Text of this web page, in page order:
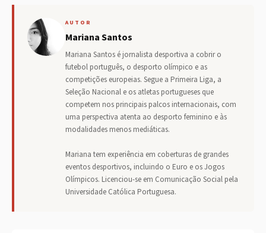
AUTOR
Mariana Santos
Mariana Santos é jornalista desportiva a cobrir o
futebol português, o desporto olímpico e as
competições europeias. Segue a Primeira Liga, a
Seleção Nacional e os atletas portugueses que
competem nos principais palcos internacionais, com
uma perspectiva atenta ao desporto feminino e às
modalidades menos mediáticas.
Mariana tem experiência em coberturas de grandes
eventos desportivos, incluindo o Euro e os Jogos
Olímpicos. Licenciou-se em Comunicação Social pela
Universidade Católica Portuguesa.